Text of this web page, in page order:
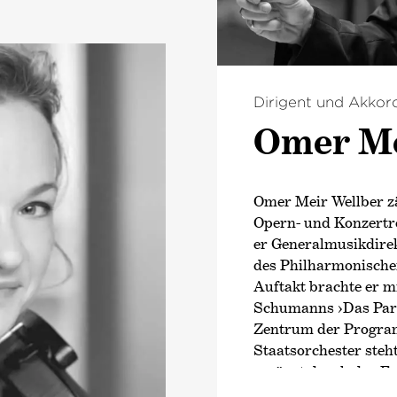
Dirigent und
Omer
Omer Meir Wellber
Opern- und
er
des
Auftakt brachte er
Schumanns ›Das
Zentrum der
Staatsorchester
ergänzt durch das